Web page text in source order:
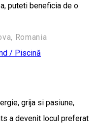
puteti beneficia de o
Romania
/ Piscină
grija si pasiune,
a devenit locul preferat